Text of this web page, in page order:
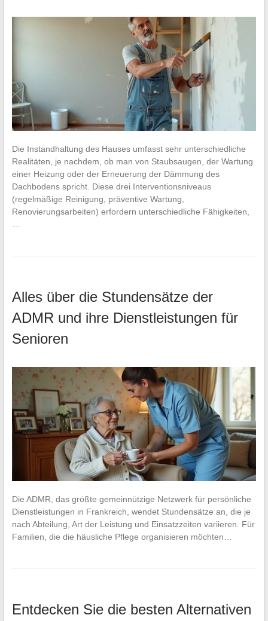
Die Instandhaltung des Hauses umfasst sehr unterschiedliche
Realitäten, je nachdem, ob man von Staubsaugen, der Wartung
einer Heizung oder der Erneuerung der Dämmung des
Dachbodens spricht. Diese drei Interventionsniveaus
(regelmäßige Reinigung, präventive Wartung,
Renovierungsarbeiten) erfordern unterschiedliche Fähigkeiten,
Alles über die Stundensätze der
ADMR und ihre Dienstleistungen für
Senioren
Die ADMR, das größte gemeinnützige Netzwerk für persönliche
Dienstleistungen in Frankreich, wendet Stundensätze an, die je
nach Abteilung, Art der Leistung und Einsatzzeiten variieren. Für
Familien, die die häusliche Pflege organisieren möchten…
Entdecken Sie die besten Alternativen